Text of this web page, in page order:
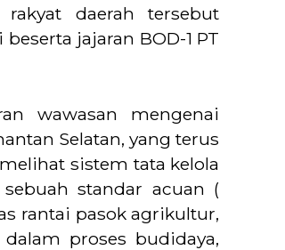
rakyat daerah tersebut
jajaran BOD-1 PT
wawasan mengenai
Selatan, yang terus
sistem tata kelola
standar acuan (
rantai pasok agrikultur,
proses budidaya,